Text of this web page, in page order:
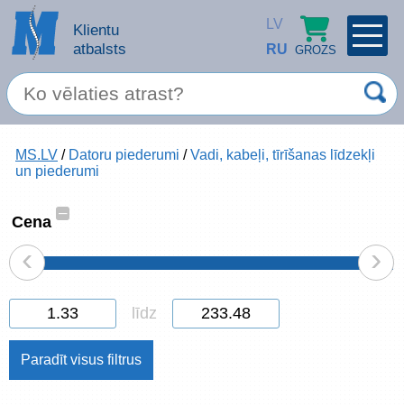
Klientu
atbalsts
LV
RU GROZS
×
Ieiet Reģistrēties
Atcerēties
Spec. piedāvājums
Datoru piederumi
MS.LV / Datoru piederumi /Vadi, kabeļi, tīrīšanas līdzekļi
un piederumi
Cena
–
‹ ›
līdz